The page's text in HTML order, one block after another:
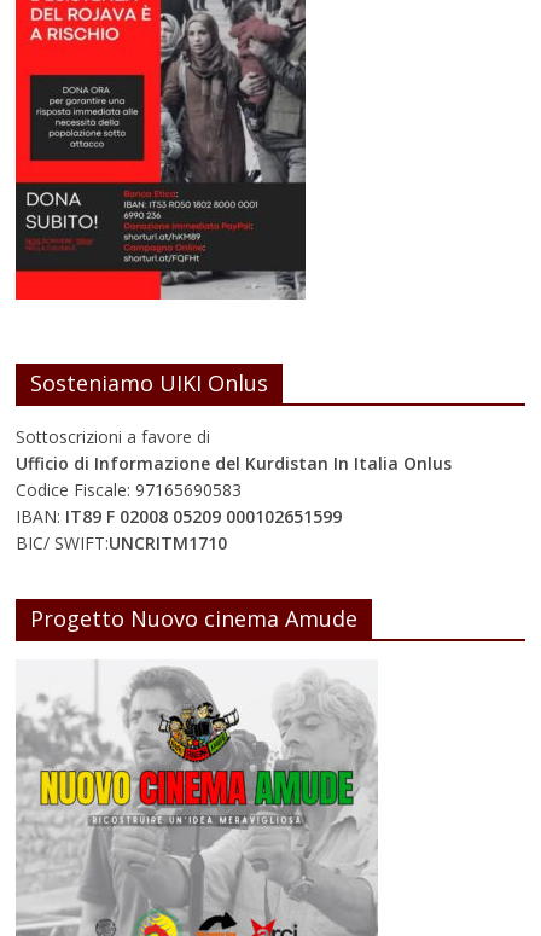
Sosteniamo UIKI Onlus
Sottoscrizioni a favore di
Ufficio di Informazione del Kurdistan In Italia Onlus
Codice Fiscale: 97165690583
IBAN: IT89 F 02008 05209 000102651599
BIC/ SWIFT:UNCRITM1710
Progetto Nuovo cinema Amude